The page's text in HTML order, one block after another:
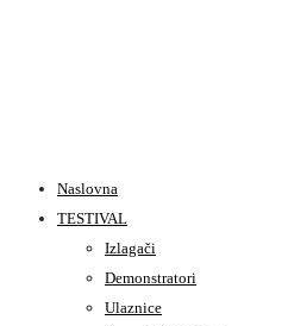
Naslovna
TESTIVAL
Izlagači
Demonstratori
Ulaznice